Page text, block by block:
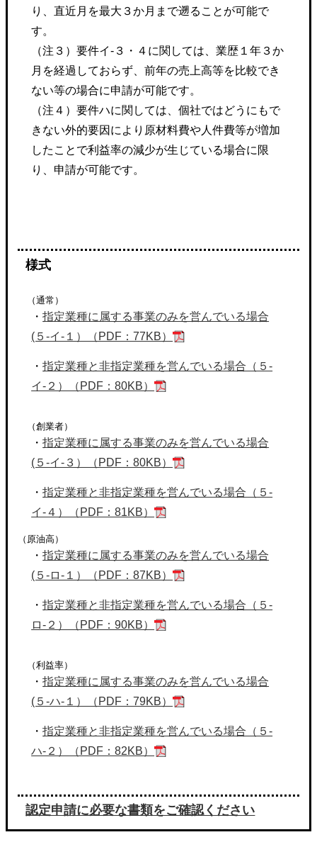
り、直近月を最大３か月まで遡ることが可能で
す。
（注３）要件イ-３・４に関しては、業歴１年３か
月を経過しておらず、前年の売上高等を比較でき
ない等の場合に申請が可能です。
（注４）要件ハに関しては、個社ではどうにもで
きない外的要因により原材料費や人件費等が増加
したことで利益率の減少が生じている場合に限
り、申請が可能です。
様式
（通常）
・指定業種に属する事業のみを営んでいる場合
(５-イ-１）（PDF：77KB）
・指定業種と非指定業種を営んでいる場合（５-
イ-２）（PDF：80KB）
（創業者）
・指定業種に属する事業のみを営んでいる場合
(５-イ-３）（PDF：80KB）
・指定業種と非指定業種を営んでいる場合（５-
イ-４）（PDF：81KB）
（原油高）
・指定業種に属する事業のみを営んでいる場合
(５-ロ-１）（PDF：87KB）
・指定業種と非指定業種を営んでいる場合（５-
ロ-２）（PDF：90KB）
（利益率）
・指定業種に属する事業のみを営んでいる場合
(５-ハ-１）（PDF：79KB）
・指定業種と非指定業種を営んでいる場合（５-
ハ-２）（PDF：82KB）
認定申請に必要な書類をご確認ください